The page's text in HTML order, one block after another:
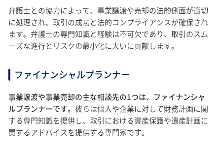
弁護士との協力によって、事業譲渡や売却の法的側面が適切
に処理され、取引の成功と法的コンプライアンスが確保され
ます。弁護士の専門知識と経験は不可欠であり、取引のスム
ーズな進行とリスクの最小化に大いに貢献します。
ファイナンシャルプランナー
事業譲渡や事業売却の主な相談先の1つは、ファイナンシャ
ルプランナーです。彼らは個人や企業に対して財務計画に関
する専門知識を提供し、取引における資産保護や遺産計画に
関するアドバイスを提供する専門家です。